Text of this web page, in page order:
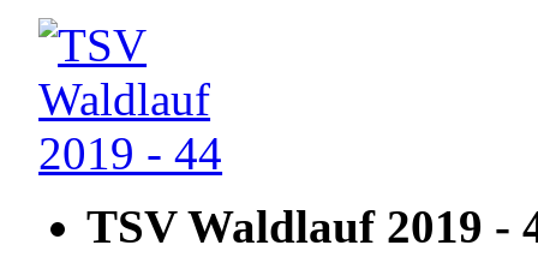
TSV Waldlauf 2019 -